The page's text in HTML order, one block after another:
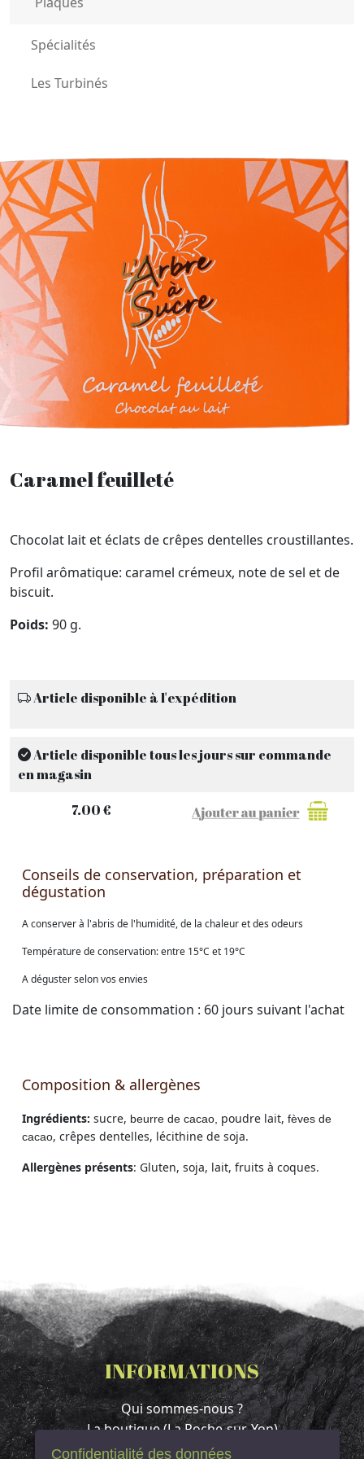
Spécialités
Les Turbinés
Caramel feuilleté
Chocolat lait et éclats de crêpes dentelles croustillantes.
Profil arômatique: caramel crémeux, note de sel et de
biscuit.
Poids: 90 g.
Article disponible à l'expédition
Article disponible tous les jours sur commande
en magasin
7.00 €
Conseils de conservation, préparation et
dégustation
A conserver à l'abris de l'humidité, de la chaleur et des odeurs
Température de conservation: entre 15°C et 19°C
A déguster selon vos envies
Date limite de consommation : 60 jours suivant l'achat
Composition & allergènes
Ingrédients: sucre, beurre de cacao, poudre lait, fèves de
cacao, crêpes dentelles, lécithine de soja.
Allergènes présents: Gluten, soja, lait, fruits à coques.
INFORMATIONS
Qui sommes-nous ?
La boutique (La Roche-sur-Yon)
Contact & Accès
Confidentialité des données